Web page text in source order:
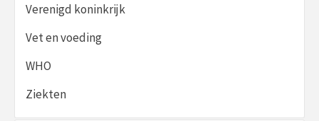
Verenigd koninkrijk
Vet en voeding
WHO
Ziekten